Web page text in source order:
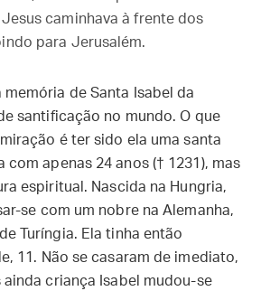
Jesus caminhava à frente dos
para Jerusalém.
memória de Santa Isabel da
santificação no mundo. O que
é ter sido ela uma santa
com apenas 24 anos († 1231), mas
espiritual. Nascida na Hungria,
se com um nobre na Alemanha,
Turíngia. Ela tinha então
11. Não se casaram de imediato,
ainda criança Isabel mudou-se